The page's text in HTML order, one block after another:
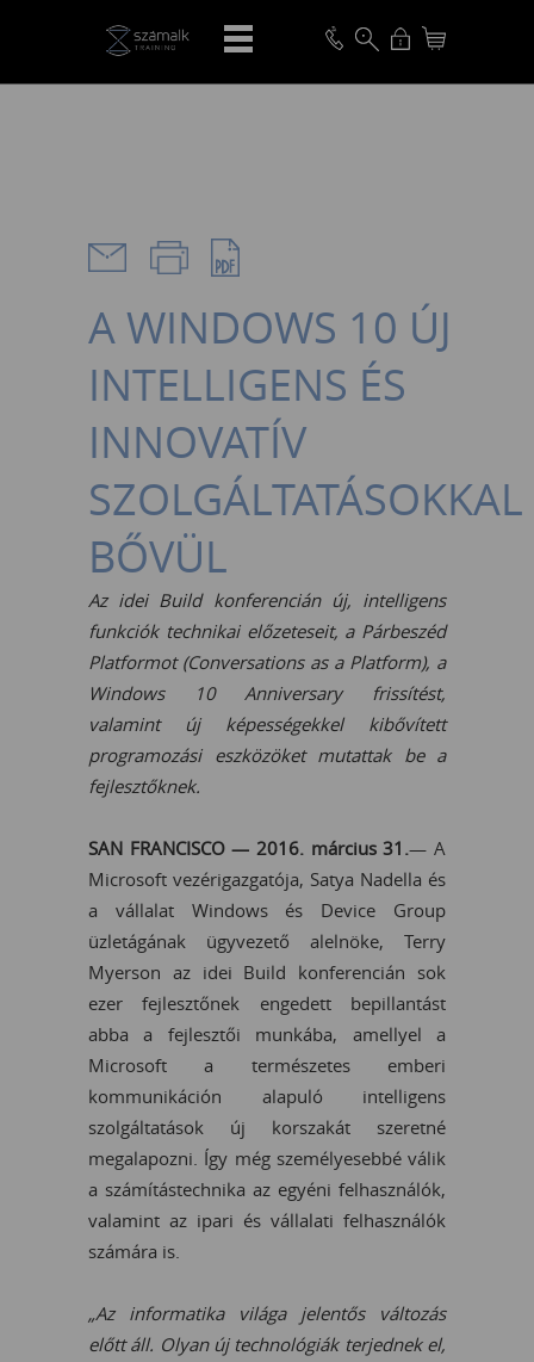
VISSZA
A WINDOWS 10 ÚJ
INTELLIGENS ÉS
INNOVATÍV
SZOLGÁLTATÁSOKKAL
BŐVÜL
Az idei Build konferencián új, intelligens
funkciók technikai előzeteseit, a Párbeszéd
Platformot (Conversations as a Platform), a
Windows 10 Anniversary frissítést,
valamint új képességekkel kibővített
programozási eszközöket mutattak be a
fejlesztőknek.
SAN FRANCISCO — 2016. március 31.— A
Microsoft vezérigazgatója, Satya Nadella és
a vállalat Windows és Device Group
üzletágának ügyvezető alelnöke, Terry
Myerson az idei Build konferencián sok
ezer fejlesztőnek engedett bepillantást
abba a fejlesztői munkába, amellyel a
Microsoft a természetes emberi
kommunikáción alapuló intelligens
szolgáltatások új korszakát szeretné
megalapozni. Így még személyesebbé válik
a számítástechnika az egyéni felhasználók,
valamint az ipari és vállalati felhasználók
számára is.
„Az informatika világa jelentős változás
előtt áll. Olyan új technológiák terjednek el,